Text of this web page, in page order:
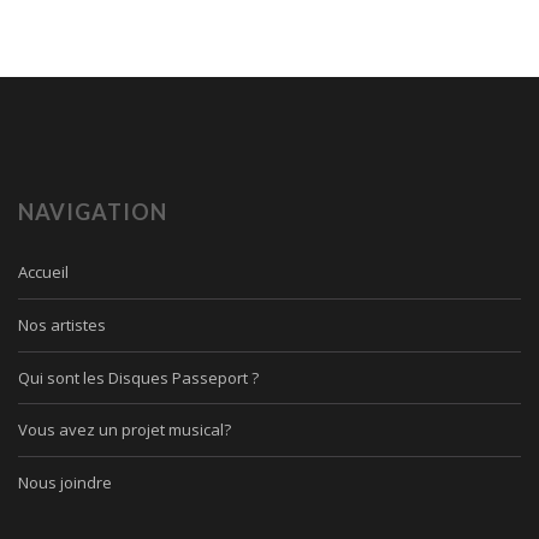
NAVIGATION
Accueil
Nos artistes
Qui sont les Disques Passeport ?
Vous avez un projet musical?
Nous joindre